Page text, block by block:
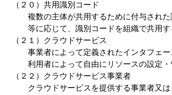
（２０）共用識別コード
複数の主体が共用するために付与された
等に応じて、識別コードを組織で共用
（２１）クラウドサービス
事業者によって定義されたインタフェー
利用者によって自由にリソースの設定
（２２）クラウドサービス事業者
クラウドサービスを提供する事業者又は